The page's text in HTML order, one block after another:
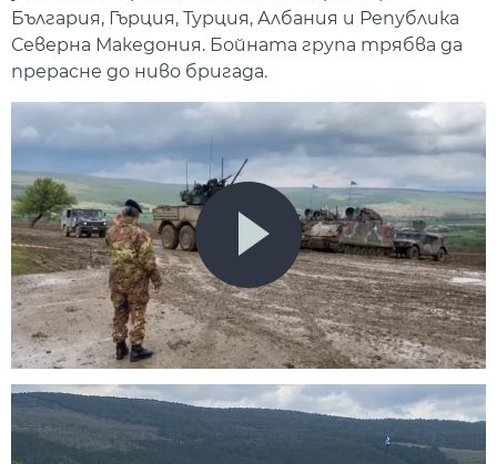
България, Гърция, Турция, Албания и Република
Северна Македония. Бойната група трябва да
прерасне до ниво бригада.